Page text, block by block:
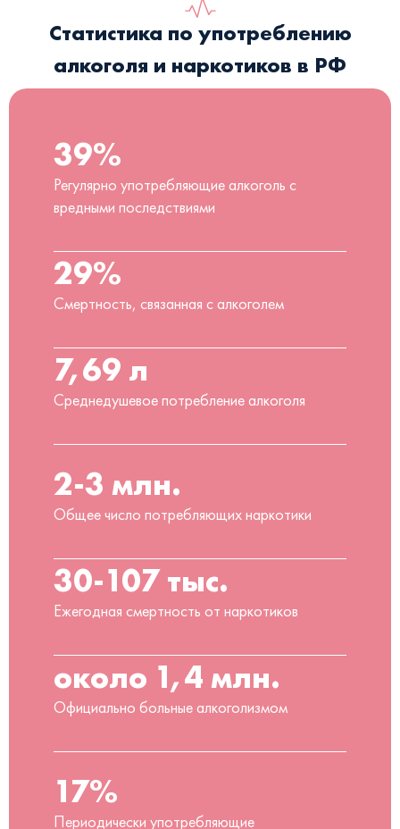
Статистика по употреблению
алкоголя и наркотиков в РФ
39%
Регулярно употребляющие алкоголь с
вредными последствиями
29%
Смертность, связанная с алкоголем
7,69 л
Среднедушевое потребление алкоголя
2-3 млн.
Общее число потребляющих наркотики
30-107 тыс.
Ежегодная смертность от наркотиков
около 1,4 млн.
Официально больные алкоголизмом
17%
Периодически употребляющие